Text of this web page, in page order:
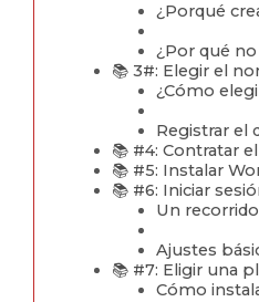
¿Porqué
¿Por qué
📚 3#: Elegir el
¿Cómo
Registrar el
📚 #4: Contratar
📚 #5: Instalar
Un
Ajustes
📚 #7: Eligir una
Cómo